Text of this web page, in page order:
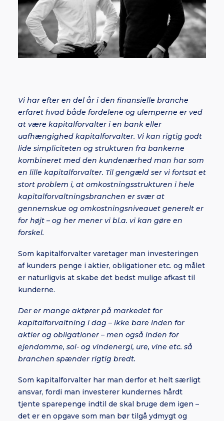
Vi har efter en del år i den finansielle branche
erfaret hvad både fordelene og ulemperne er ved
at være kapitalforvalter i en bank eller
uafhængighed kapitalforvalter. Vi kan rigtig godt
lide simpliciteten og strukturen fra bankerne
kombineret med den kundenærhed man har som
en lille kapitalforvalter. Til gengæld ser vi fortsat et
stort problem i, at omkostningsstrukturen i hele
kapitalforvaltningsbranchen er svær at
gennemskue og omkostningsniveauet generelt er
for højt – og her mener vi bl.a. vi kan gøre en
forskel.
Som kapitalforvalter varetager man investeringen
af kunders penge i aktier, obligationer etc. og målet
er naturligvis at skabe det bedst mulige afkast til
kunderne.
Der er mange aktører på markedet for
kapitalforvaltning i dag – ikke bare inden for
aktier og obligationer – men også inden for
ejendomme, sol- og vindenergi, ure, vine etc. så
branchen spænder rigtig bredt.
Som kapitalforvalter har man derfor et helt særligt
ansvar, fordi man investerer kundernes hårdt
tjente sparepenge indtil de skal bruge dem igen –
det er en opgave som man bør tilgå ydmygt og